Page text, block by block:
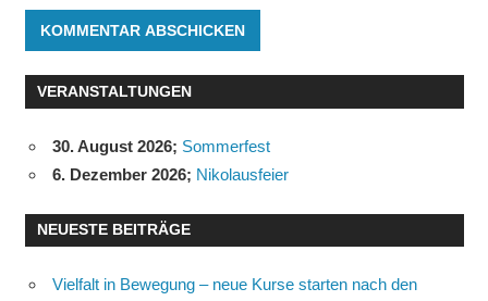
VERANSTALTUNGEN
30. August 2026; Sommerfest
6. Dezember 2026; Nikolausfeier
NEUESTE BEITRÄGE
Vielfalt in Bewegung – neue Kurse starten nach den